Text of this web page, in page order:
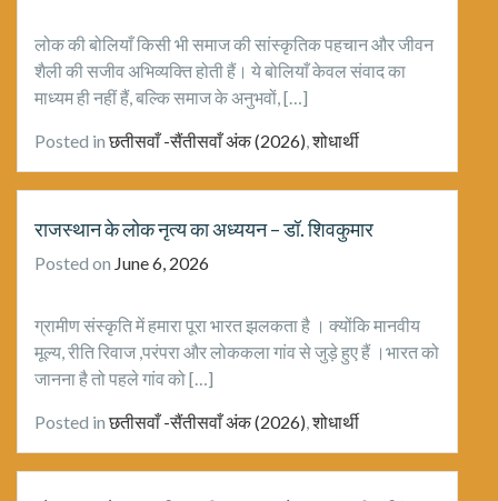
लोक की बोलियाँ किसी भी समाज की सांस्कृतिक पहचान और जीवन
शैली की सजीव अभिव्यक्ति होती हैं। ये बोलियाँ केवल संवाद का
माध्यम ही नहीं हैं, बल्कि समाज के अनुभवों, […]
Posted inछतीसवाँ -सैंतीसवाँ अंक (2026) ,शोधार्थी
राजस्थान के लोक नृत्य का अध्ययन – डॉ. शिवकुमार
Posted on June 6, 2026
ग्रामीण संस्कृति में हमारा पूरा भारत झलकता है । क्योंकि मानवीय
मूल्य, रीति रिवाज ,परंपरा और लोककला गांव से जुड़े हुए हैं ।भारत को
जानना है तो पहले गांव को […]
Posted inछतीसवाँ -सैंतीसवाँ अंक (2026) ,शोधार्थी